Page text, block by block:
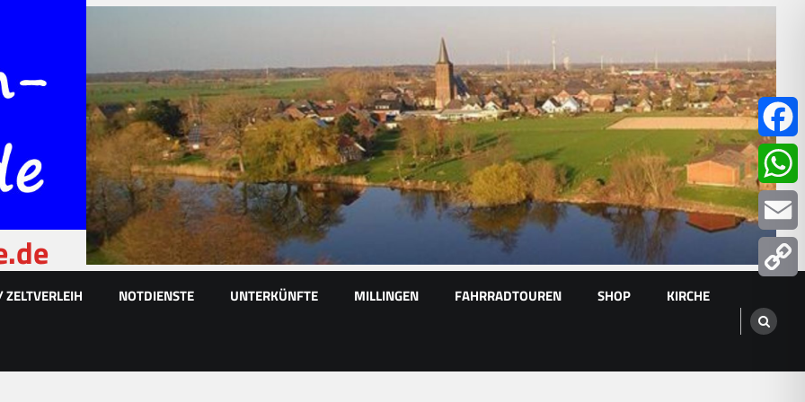
NOTDIENSTE UNTERKÜNFTE MILLINGEN FAHRRADTOUREN SHOP KIRCHE
Email
Link